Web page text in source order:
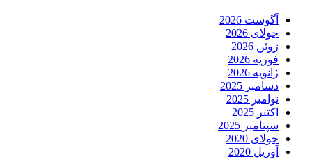
آگوست 2026
جولای 2026
ژوئن 2026
فوریه 2026
ژانویه 2026
دسامبر 2025
نوامبر 2025
اکتبر 2025
سپتامبر 2025
جولای 2020
آوریل 2020